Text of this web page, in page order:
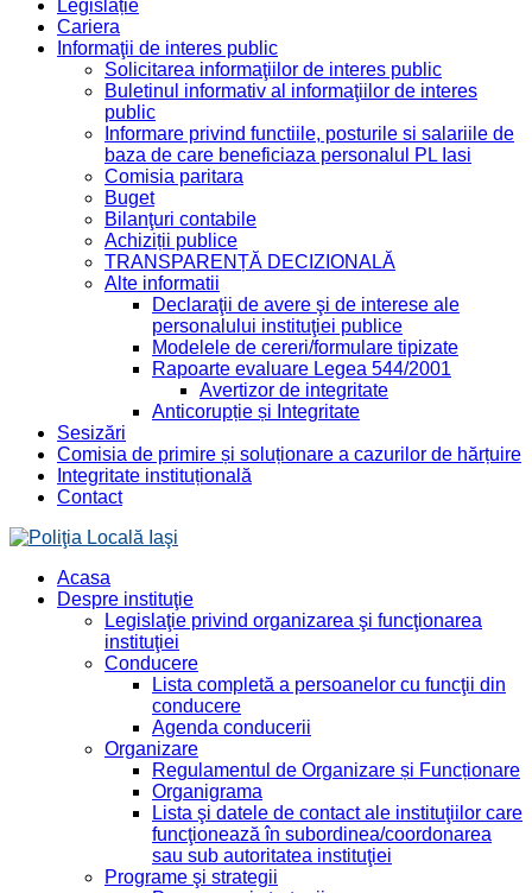
Legislație
Cariera
Informaţii de interes public
Solicitarea informaţiilor de interes public
Buletinul informativ al informaţiilor de interes
public
Informare privind functiile, posturile si salariile de
baza de care beneficiaza personalul PL Iasi
Comisia paritara
Buget
Bilanţuri contabile
Achiziții publice
TRANSPARENȚĂ DECIZIONALĂ
Alte informatii
Declaraţii de avere şi de interese ale
personalului instituţiei publice
Modelele de cereri/formulare tipizate
Rapoarte evaluare Legea 544/2001
Avertizor de integritate
Anticorupție și Integritate
Sesizări
Comisia de primire și soluționare a cazurilor de hărțuire
Integritate instituțională
Contact
Acasa
Despre instituţie
Legislaţie privind organizarea şi funcţionarea
instituţiei
Conducere
Lista completă a persoanelor cu funcţii din
conducere
Agenda conducerii
Organizare
Regulamentul de Organizare și Funcționare
Organigrama
Lista şi datele de contact ale instituţiilor care
funcţionează în subordinea/coordonarea
sau sub autoritatea instituţiei
Programe şi strategii